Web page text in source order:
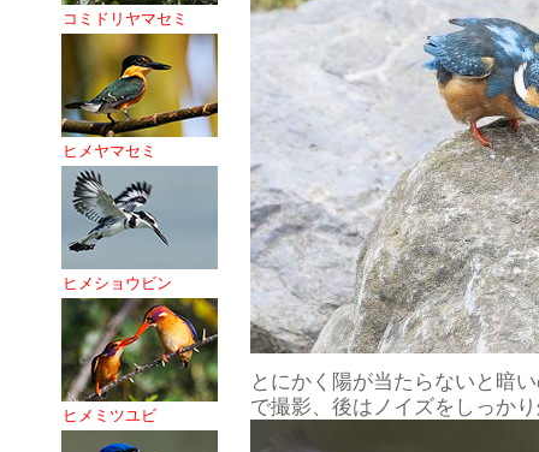
コミドリヤマセミ
ヒメヤマセミ
ヒメショウビン
ヒメミツユビ
とにかく陽が当たらないと暗
で撮影、後はノイズをしっか